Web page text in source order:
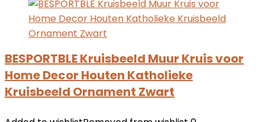
BESPORTBLE Kruisbeeld Muur Kruis voor
Home Decor Houten Katholieke
Kruisbeeld Ornament Zwart